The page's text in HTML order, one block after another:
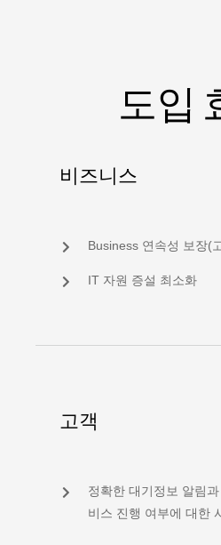
도입
비즈니스
Business 연속성 보장(
IT 자원 증설 최소화
고객
정확한 대기정보 알림
비스 진행 여부에 대한